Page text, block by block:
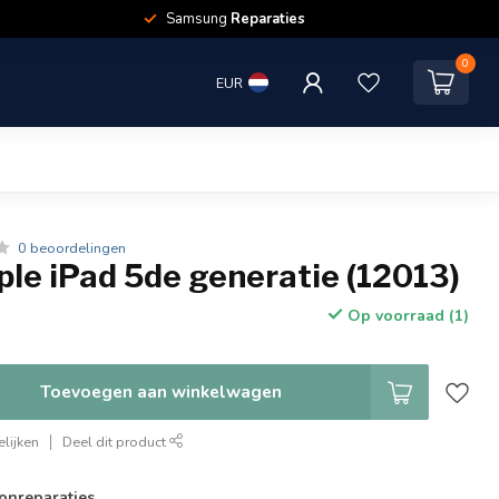
Samsung Reparaties
EUR
0
0 beoordelingen
iPad 5de generatie (12013)
Op voorraad (1)
Toevoegen aan winkelwagen
Deel dit product